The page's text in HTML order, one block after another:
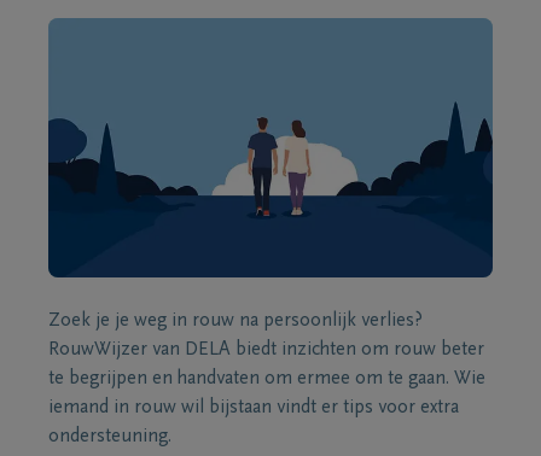
Zoek je je weg in rouw na persoonlijk verlies?
RouwWijzer van DELA biedt inzichten om rouw beter
te begrijpen en handvaten om ermee om te gaan. Wie
iemand in rouw wil bijstaan vindt er tips voor extra
ondersteuning.